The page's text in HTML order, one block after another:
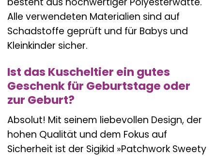
Alle verwendeten Materialien sind auf
Schadstoffe geprüft und für Babys und
Kleinkinder sicher.
Ist das Kuscheltier ein gutes
Geschenk für Geburtstage oder
zur Geburt?
Absolut! Mit seinem liebevollen Design, der
hohen Qualität und dem Fokus auf
Sicherheit ist der Sigikid »Patchwork Sweety